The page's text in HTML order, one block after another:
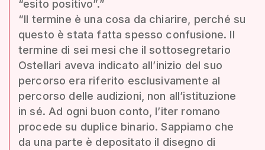
“esito positivo”.”
“Il termine è una cosa da chiarire, perché su
questo è stata fatta spesso confusione. Il
termine di sei mesi che il sottosegretario
Ostellari aveva indicato all’inizio del suo
percorso era riferito esclusivamente al
percorso delle audizioni, non all’istituzione
in sé. Ad ogni buon conto, l’iter romano
procede su duplice binario. Sappiamo che
da una parte è depositato il disegno di